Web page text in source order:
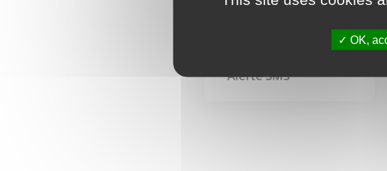
OK,
Alerte SMS